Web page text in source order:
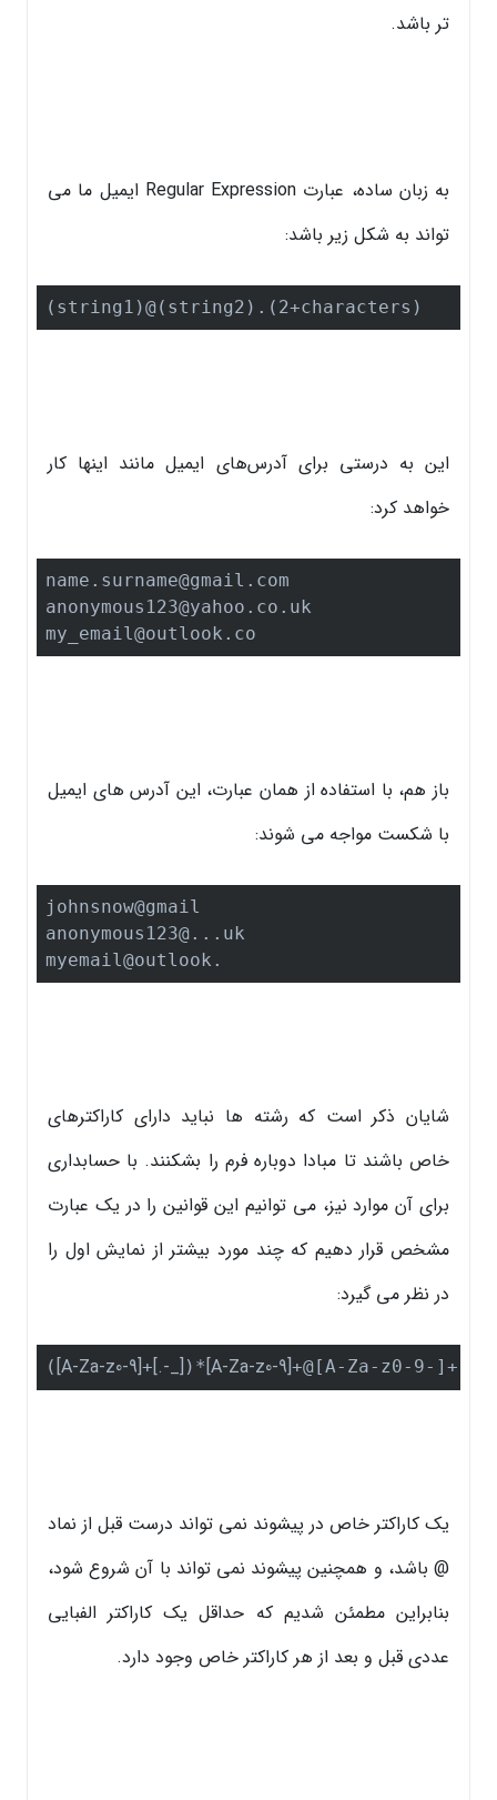
تر باشد.
به زبان ساده، عبارت Regular Expression ایمیل ما می
تواند به شکل زیر باشد:
(string1)@(string2).(2+characters)
این به درستی برای آدرس‌های ایمیل مانند اینها کار
خواهد کرد:
name.surname@gmail.com
anonymous123@yahoo.co.uk
my_email@outlook.co
باز هم، با استفاده از همان عبارت، این آدرس های ایمیل
با شکست مواجه می شوند:
johnsnow@gmail
anonymous123@...uk
myemail@outlook.
شایان ذکر است که رشته ها نباید دارای کاراکترهای
خاص باشند تا مبادا دوباره فرم را بشکنند. با حسابداری
برای آن موارد نیز، می توانیم این قوانین را در یک عبارت
مشخص قرار دهیم که چند مورد بیشتر از نمایش اول را
در نظر می گیرد:
([A-Za-z0-9]+[.-_] )*[A-Za-z0-9]+@[A-Za-z0-9-
یک کاراکتر خاص در پیشوند نمی تواند درست قبل از نماد
@ باشد، و همچنین پیشوند نمی تواند با آن شروع شود،
بنابراین مطمئن شدیم که حداقل یک کاراکتر الفبایی
عددی قبل و بعد از هر کاراکتر خاص وجود دارد.